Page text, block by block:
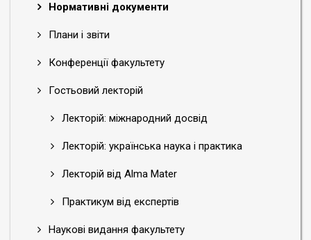
Нормативні документи
Плани і звіти
Конференції факультету
Гостьовий лекторій
Лекторій: міжнародний досвід
Лекторій: українська наука і практика
Лекторій від Alma Mater
Практикум від експертів
Наукові видання факультету